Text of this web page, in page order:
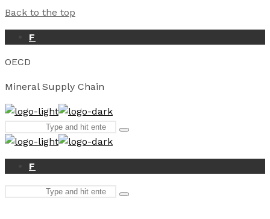
Back to the top
F
OECD
Mineral Supply Chain
for:
Type
enter
F
Type